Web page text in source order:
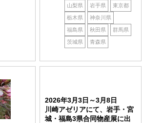
山梨県 岩手県 東京都
栃木県 神奈川県
福島県 秋田県 群馬県
茨城県 青森県
2026年3月3日～3月8日
川崎アゼリアにて、岩手・宮
城・福島3県合同物産展に出